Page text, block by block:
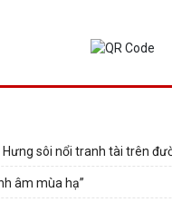
sôi nổi tranh tài trên
âm mùa hạ”